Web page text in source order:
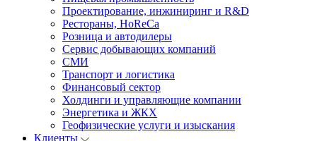
Проектирование, инжиниринг и R&D
Рестораны, HoReCa
Розница и автодилеры
Сервис добывающих компаний
СМИ
Транспорт и логистика
Финансовый сектор
Холдинги и управляющие компании
Энергетика и ЖКХ
Геофизические услуги и изыскания
Клиенты